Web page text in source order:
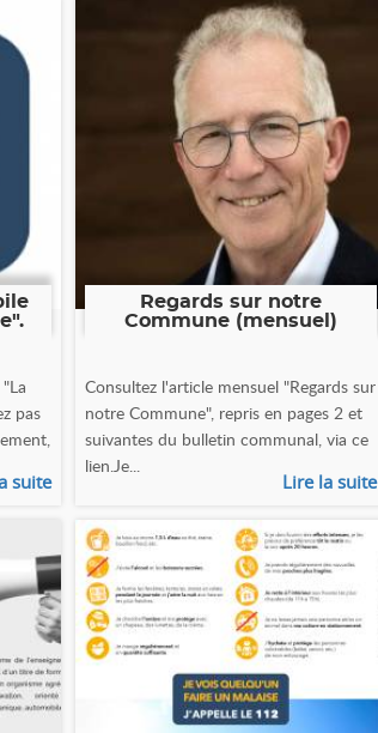
pas
suite
Regards sur notre
Commune (mensuel)
Consultez l'article mensuel "Regards sur
notre Commune", repris en pages 2 et
suivantes du bulletin communal, via ce
lien.Je...
Lire la suite